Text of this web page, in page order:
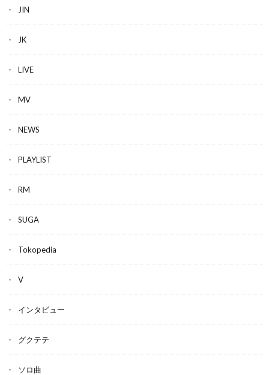
JIN
JK
LIVE
MV
NEWS
PLAYLIST
RM
SUGA
Tokopedia
V
インタビュー
グクテテ
ソロ曲